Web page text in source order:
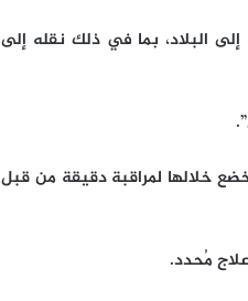
إلى البلاد، بما في ذلك نقله إلى
على اتصال بالمريض لفترة عزل منزلي لمدة 21 يومًا، سيخضع خلالها لمراقبة دقيقة من قبل
مُحدد.